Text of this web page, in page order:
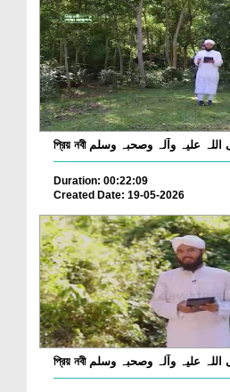
Duration: 00:22:09
Created Date: 19-05-2026